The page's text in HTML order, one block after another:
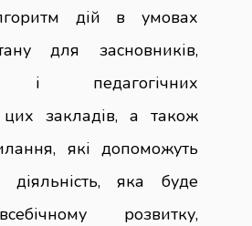
дій в умовах
для засновників,
і педагогічних
цих закладів, а також
які допоможуть
діяльність, яка буде
розвитку,